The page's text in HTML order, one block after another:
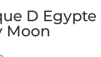
D Egypte
Moon